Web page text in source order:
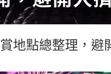
地點總整理，避